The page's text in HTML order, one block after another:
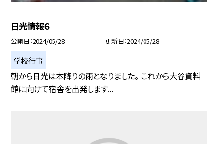
日光情報６
公開日 2024/05/28 更新日 2024/05/28
学校行事
朝から日光は本降りの雨となりました。 これから大谷資料
館に向けて宿舎を出発します...